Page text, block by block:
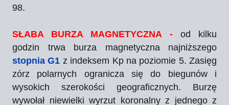
98.
SŁABA BURZA MAGNETYCZNA -od kilku
godzin trwa burza magnetyczna najniższego
stopnia G1 z indeksem Kp na poziomie 5. Zasięg
zórz polarnych ogranicza się do biegunów i
wysokich szerokości geograficznych. Burzę
wywołał niewielki wyrzut koronalny z jednego z